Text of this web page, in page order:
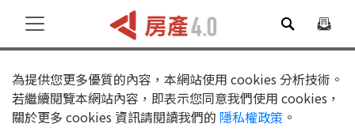
為提供您更多優質的內容，本網站使用 cookies 分析技術。
若繼續閱覽本網站內容，即表示您同意我們使用 cookies，
關於更多 cookies 資訊請閱讀我們的 隱私權政策 。